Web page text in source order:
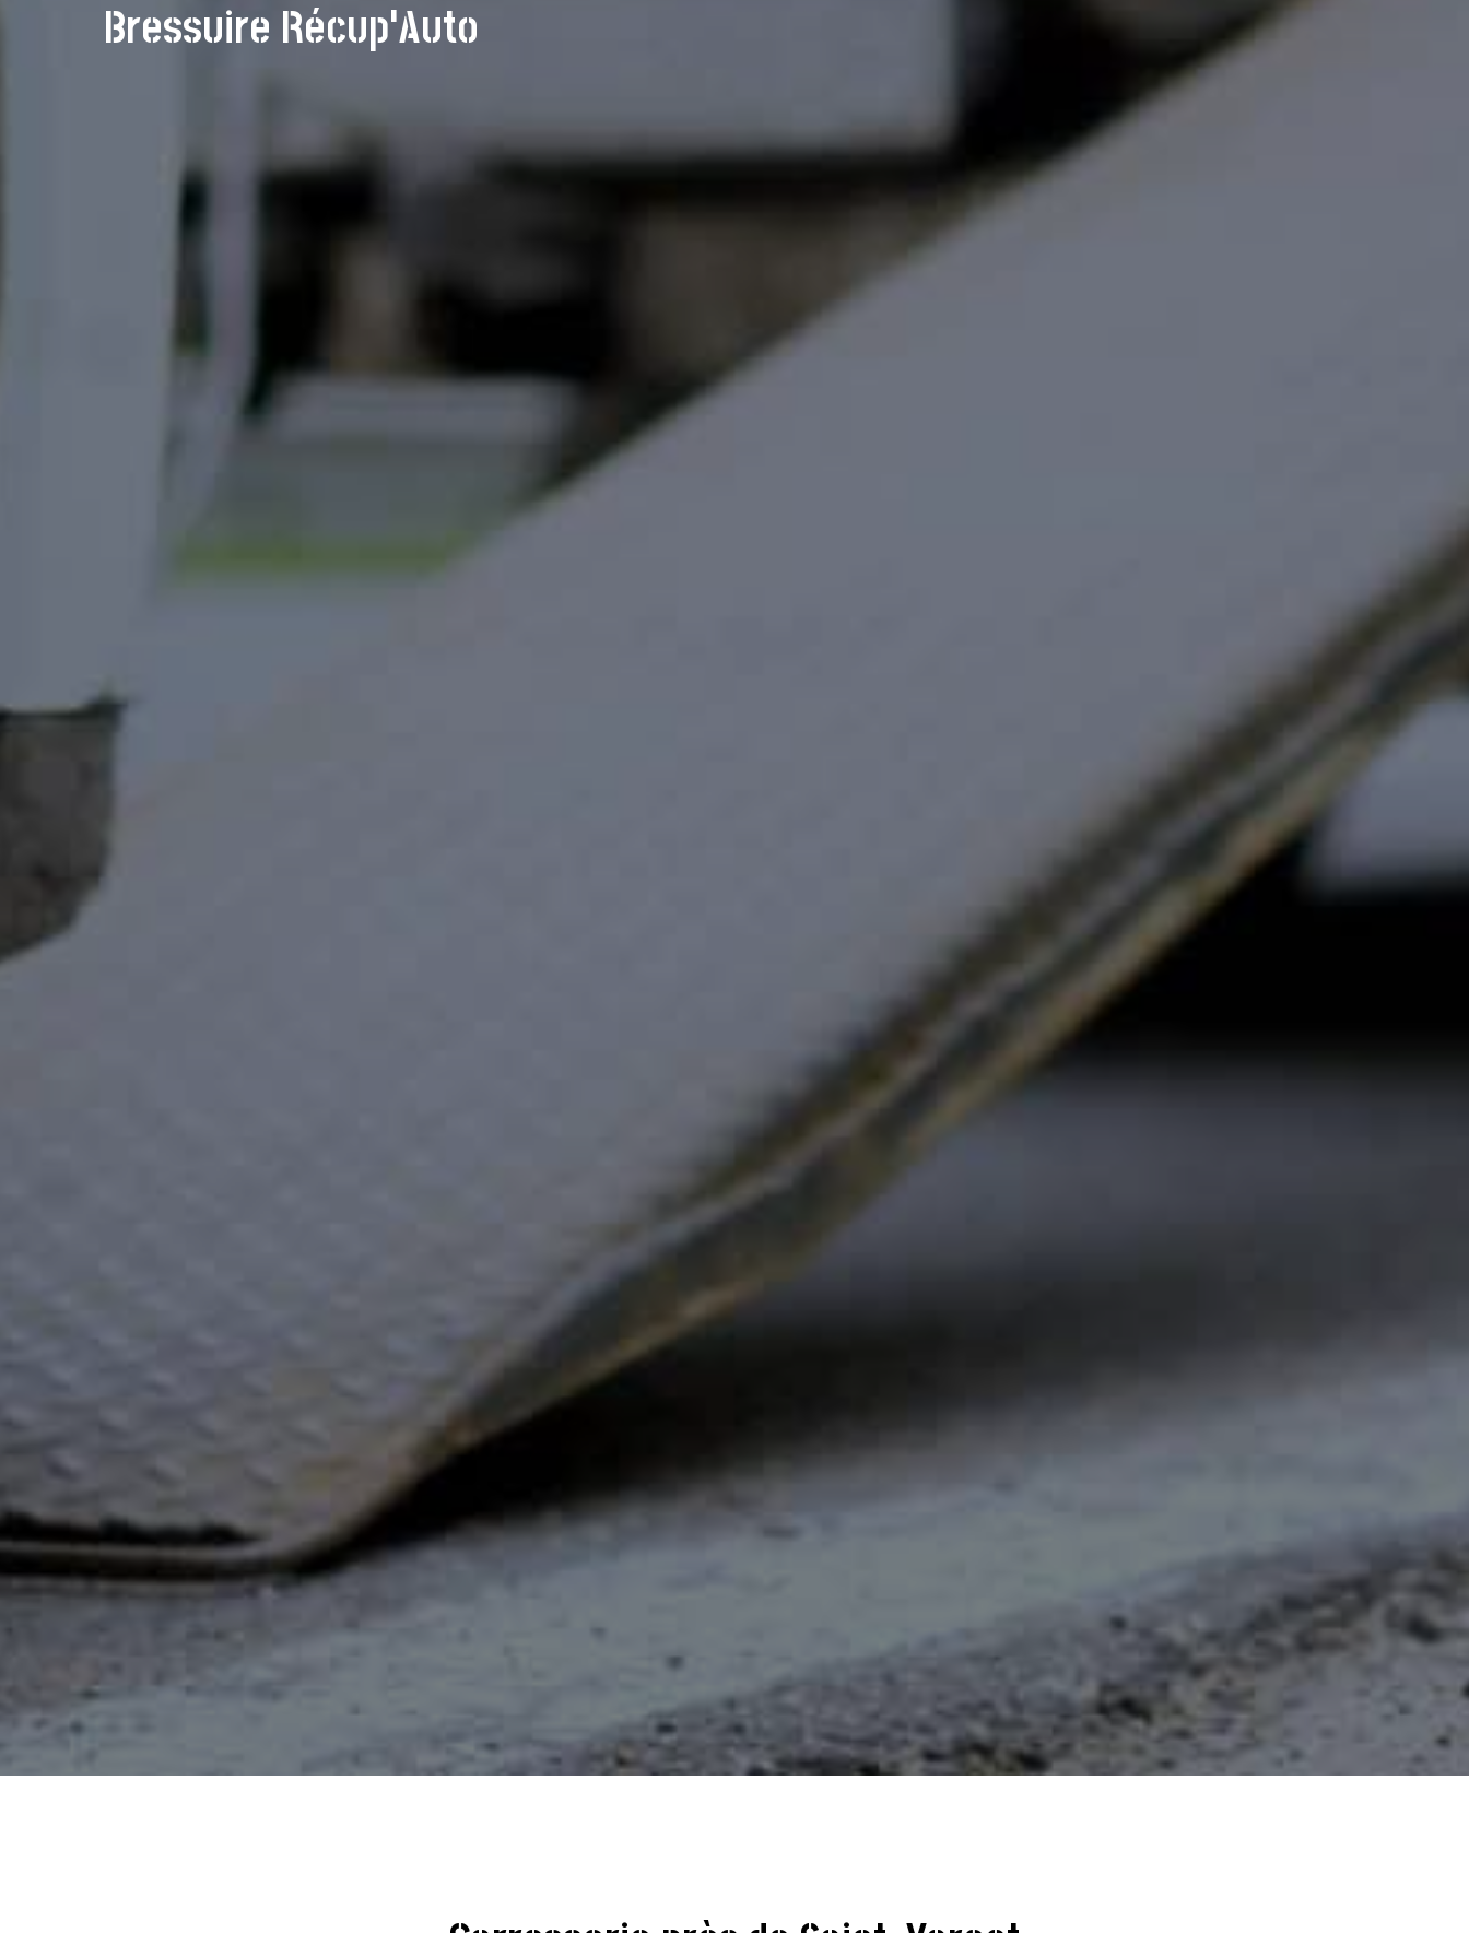
Bressuire Récup'Auto